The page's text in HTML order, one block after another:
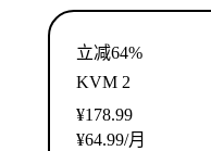
立减64%
KVM 2
¥178.99
¥64.99/月